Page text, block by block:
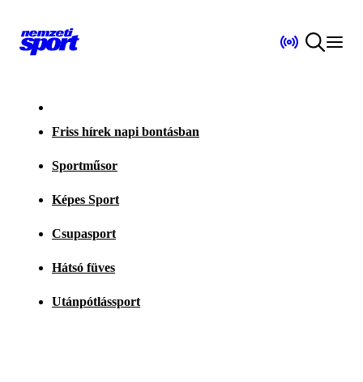
Friss hírek napi bontásban
Sportműsor
Képes Sport
Csupasport
Hátsó füves
Utánpótlássport